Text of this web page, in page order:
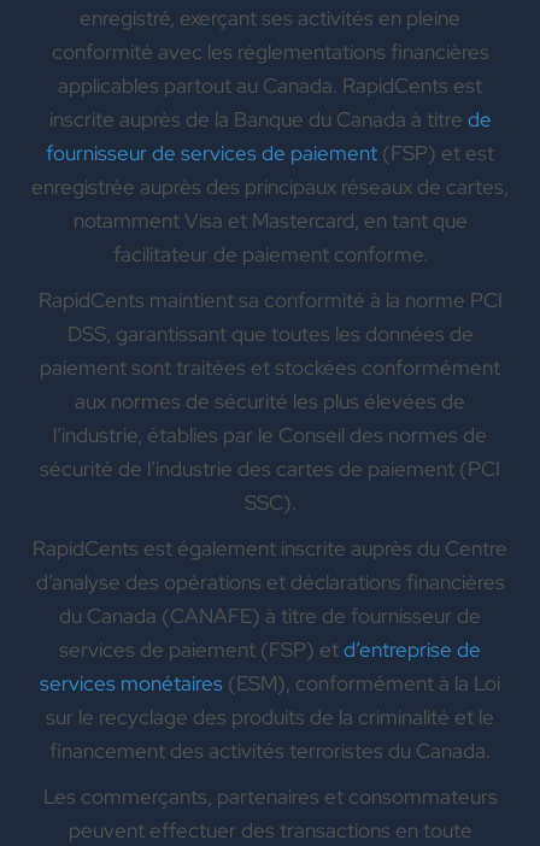
enregistré, exerçant ses activités en pleine
conformité avec les réglementations financières
applicables partout au Canada. RapidCents est
inscrite auprès de la Banque du Canada à titre de
fournisseur de services de paiement (FSP) et est
enregistrée auprès des principaux réseaux de cartes,
notamment Visa et Mastercard, en tant que
facilitateur de paiement conforme.
RapidCents maintient sa conformité à la norme PCI
DSS, garantissant que toutes les données de
paiement sont traitées et stockées conformément
aux normes de sécurité les plus élevées de
l’industrie, établies par le Conseil des normes de
sécurité de l’industrie des cartes de paiement (PCI
SSC).
RapidCents est également inscrite auprès du Centre
d’analyse des opérations et déclarations financières
du Canada (CANAFE) à titre de fournisseur de
services de paiement (FSP) etd’entreprise de
services monétaires (ESM), conformément à la Loi
sur le recyclage des produits de la criminalité et le
financement des activités terroristes du Canada.
Les commerçants, partenaires et consommateurs
peuvent effectuer des transactions en toute